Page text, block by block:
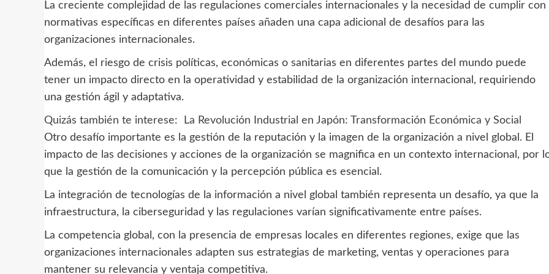
La creciente complejidad de las regulaciones comerciales internacionales y la necesidad de cumplir con
normativas específicas en diferentes países añaden una capa adicional de desafíos para las
organizaciones internacionales.
Además, el riesgo de crisis políticas, económicas o sanitarias en diferentes partes del mundo puede
tener un impacto directo en la operatividad y estabilidad de la organización internacional, requiriendo
una gestión ágil y adaptativa.
Quizás también te interese:
La Revolución Industrial en Japón: Transformación Económica y Social
Otro desafío importante es la gestión de la reputación y la imagen de la organización a nivel global. El
impacto de las decisiones y acciones de la organización se magnifica en un contexto internacional, por
que la gestión de la comunicación y la percepción pública es esencial.
La integración de tecnologías de la información a nivel global también representa un desafío, ya que la
infraestructura, la ciberseguridad y las regulaciones varían significativamente entre países.
La competencia global, con la presencia de empresas locales en diferentes regiones, exige que las
organizaciones internacionales adapten sus estrategias de marketing, ventas y operaciones para
mantener su relevancia y ventaja competitiva.